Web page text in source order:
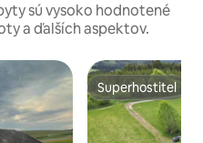
sú vysoko hodnotené
a ďalších aspektov.
Superhostiteľ
Superhostiteľ